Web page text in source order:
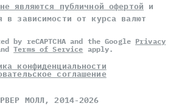
не являются публичной офертой и
в зависимости от курса валют
reCAPTCHA and the Google Privacy
Terms of Service apply.
конфиденциальности
соглашение
МОЛЛ, 2014-2026